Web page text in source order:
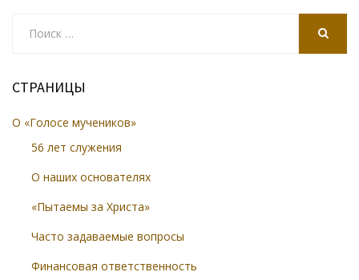
СТРАНИЦЫ
О «Голосе мучеников»
56 лет служения
О наших основателях
«Пытаемы за Христа»
Часто задаваемые вопросы
Финансовая ответственность